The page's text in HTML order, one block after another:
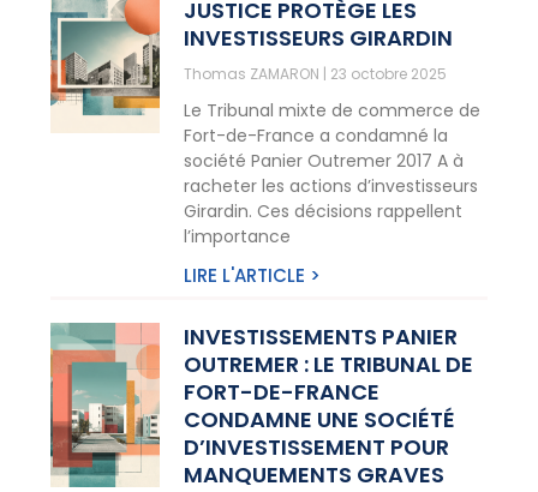
JUSTICE PROTÈGE LES
INVESTISSEURS GIRARDIN
Thomas ZAMARON 23 octobre 2025
Le Tribunal mixte de commerce de
Fort-de-France a condamné la
société Panier Outremer 2017 A à
racheter les actions d’investisseurs
Girardin. Ces décisions rappellent
l’importance
LIRE L'ARTICLE >
INVESTISSEMENTS PANIER
OUTREMER : LE TRIBUNAL DE
FORT-DE-FRANCE
CONDAMNE UNE SOCIÉTÉ
D’INVESTISSEMENT POUR
MANQUEMENTS GRAVES